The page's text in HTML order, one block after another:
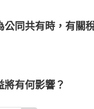
同共有時，有關
有何影響？